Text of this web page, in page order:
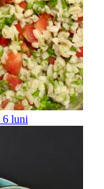
6 luni